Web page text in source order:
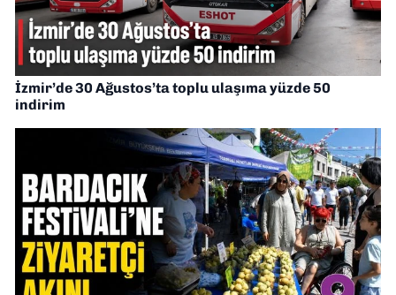
İzmir’de 30 Ağustos’ta toplu ulaşıma yüzde 50
indirim